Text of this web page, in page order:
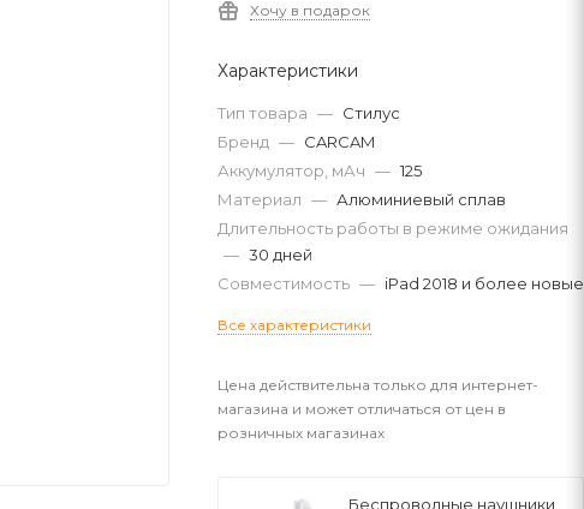
Хочу в подарок
Характеристики
Тип товара — Стилус
Бренд — CARCAM
Аккумулятор, мАч — 125
Материал — Алюминиевый сплав
Длительность работы в режиме ожидания
— 30 дней
Совместимость — iPad 2018 и более новые
Все характеристики
Цена действительна только для интернет-
магазина и может отличаться от цен в
розничных магазинах
Беспроводные наушники